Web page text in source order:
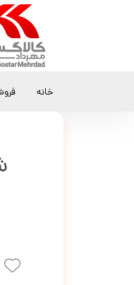
خانه
کالاگستر مهرداد